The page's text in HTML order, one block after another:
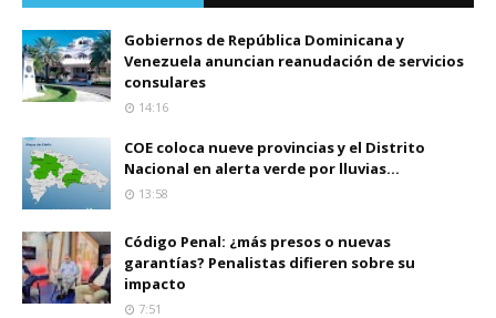
Gobiernos de República Dominicana y
Venezuela anuncian reanudación de servicios
consulares
14:16
COE coloca nueve provincias y el Distrito
Nacional en alerta verde por lluvias...
13:58
Código Penal: ¿más presos o nuevas
garantías? Penalistas difieren sobre su
impacto
7:51